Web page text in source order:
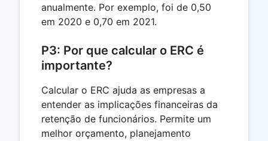
anualmente. Por exemplo, foi de 0,50
em 2020 e 0,70 em 2021.
P3: Por que calcular o ERC é
importante?
Calcular o ERC ajuda as empresas a
entender as implicações financeiras da
retenção de funcionários. Permite um
melhor orçamento, planejamento